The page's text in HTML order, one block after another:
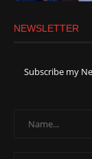
NEWSLETTER
Subscribe my